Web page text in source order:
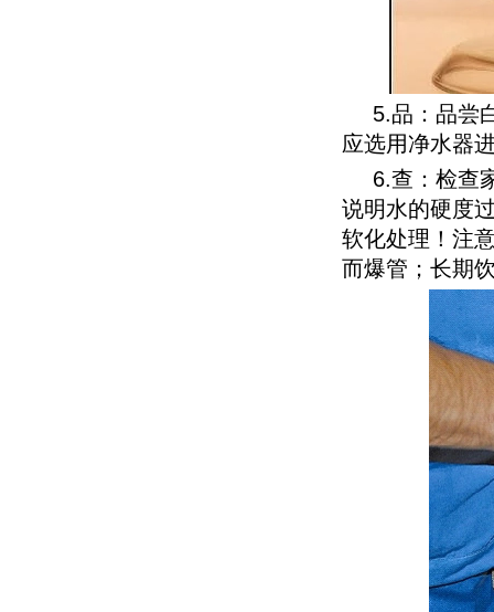
5.品：品尝
应选用净水器
6.查：检查
说明水的硬度
软化处理！注
而爆管；长期